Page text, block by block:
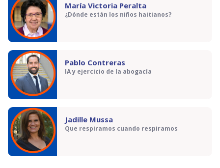
María Victoria Peralta
¿Dónde están los niños haitianos?
Pablo Contreras
IA y ejercicio de la abogacía
Jadille Mussa
Que respiramos cuando respiramos